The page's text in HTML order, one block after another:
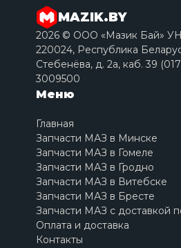
MAZIK.BY
2026 © ООО «Мазик Бай»
220024, Республика
Стебенёва, д. 2a, каб. 39
3009500
Меню
Главная
Запчасти МАЗ в Минске
Запчасти МАЗ в Гомеле
Запчасти МАЗ в Гродно
Запчасти МАЗ в Витебске
Запчасти МАЗ в Бресте
Запчасти МАЗ с доставкой
Оплата и доставка
Контакты